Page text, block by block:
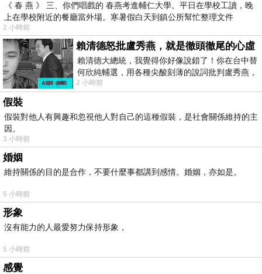
《 春 燕 》 三、你們唱戲的 春燕考進輔仁大學。平日在學校工讀，晚
上在學校附近的餐廳當外場。寒暑假白天到鎮公所幫忙整理文件
2 小時前
賴清德怒批盧秀燕，就是徹頭徹尾的心虛
賴清德大總統，我覺得你好像說錯了！你在台中替
何欣純輔選，用各種尖酸刻薄的說詞批判盧秀燕，
罵她施政滿意度輸給陳其邁，甚至還說盧
2 小時前
假裝
假裝對他人有興趣和忽視他人對自己的這種假裝，是社會關係維持的主
因。
3 小時前
婚姻
維持關係的目的是合作，不要什麼事都講到感情。婚姻，亦如是。
5 小時前
形象
沒有能力的人最愛努力保持形象，
5 小時前
感覺